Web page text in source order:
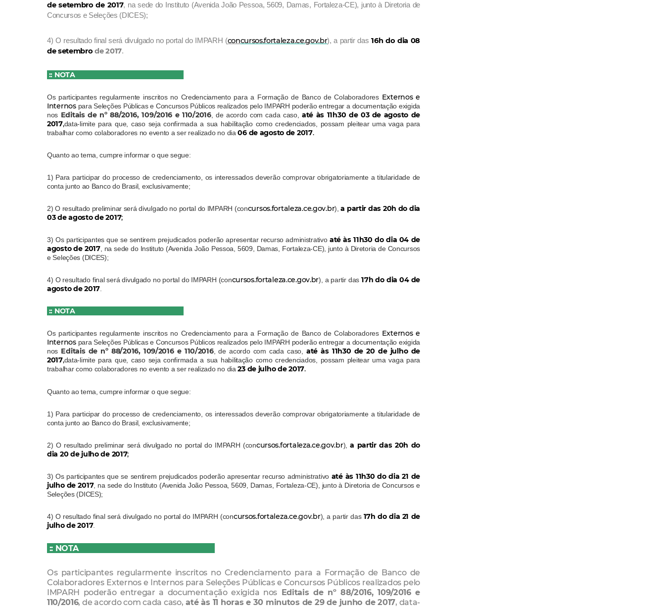
de setembro de 2017, na sede do Instituto (Avenida João Pessoa, 5609, Damas, Fortaleza-CE), junto à Diretoria de
Concursos e Seleções (DICES);
4) O resultado final será divulgado no portal do IMPARH (concursos.fortaleza.ce.gov.br), a partir das16h do dia 08
de setembro de 2017.
:: NOTA
Os participantes regularmente inscritos no Credenciamento para a Formação de Banco de Colaboradores Externos e
Internos para Seleções Públicas e Concursos Públicos realizados pelo IMPARH poderão entregar a documentação exigida
nos Editais de nº 88/2016, 109/2016 e 110/2016, de acordo com cada caso,até às 11h30 de 03 de agosto de
2017,data-limite para que, caso seja confirmada a sua habilitação como credenciados, possam pleitear uma vaga para
trabalhar como colaboradores no evento a ser realizado no dia06 de agosto de 2017.
Quanto ao tema, cumpre informar o que segue:
1) Para participar do processo de credenciamento, os interessados deverão comprovar obrigatoriamente a titularidade de
conta junto ao Banco do Brasil, exclusivamente;
2) O resultado preliminar será divulgado no portal do IMPARH (concursos.fortaleza.ce.gov.br),a partir das 20h do dia
03 de agosto de 2017;
3) Os participantes que se sentirem prejudicados poderão apresentar recurso administrativo até às 11h30 do dia 04 de
agosto de 2017, na sede do Instituto (Avenida João Pessoa, 5609, Damas, Fortaleza-CE), junto à Diretoria de Concursos
e Seleções (DICES);
4) O resultado final será divulgado no portal do IMPARH (concursos.fortaleza.ce.gov.br), a partir das17h do dia 04 de
agosto de 2017.
:: NOTA
Os participantes regularmente inscritos no Credenciamento para a Formação de Banco de Colaboradores Externos e
Internos para Seleções Públicas e Concursos Públicos realizados pelo IMPARH poderão entregar a documentação exigida
nos Editais de nº 88/2016, 109/2016 e 110/2016, de acordo com cada caso, até às 11h30 de 20 de julho de
2017,data-limite para que, caso seja confirmada a sua habilitação como credenciados, possam pleitear uma vaga para
trabalhar como colaboradores no evento a ser realizado no dia23 de julho de 2017.
Quanto ao tema, cumpre informar o que segue:
1) Para participar do processo de credenciamento, os interessados deverão comprovar obrigatoriamente a titularidade de
conta junto ao Banco do Brasil, exclusivamente;
2) O resultado preliminar será divulgado no portal do IMPARH (concursos.fortaleza.ce.gov.br),a partir das 20h do
dia 20 de julho de 2017;
3) Os participantes que se sentirem prejudicados poderão apresentar recurso administrativo até às 11h30 do dia 21 de
julho de 2017, na sede do Instituto (Avenida João Pessoa, 5609, Damas, Fortaleza-CE), junto à Diretoria de Concursos e
Seleções (DICES);
4) O resultado final será divulgado no portal do IMPARH (concursos.fortaleza.ce.gov.br), a partir das 17h do dia 21 de
julho de 2017.
:: NOTA
Os participantes regularmente inscritos no Credenciamento para a Formação de Banco de
Colaboradores Externos e Internos para Seleções Públicas e Concursos Públicos realizados pelo
IMPARH poderão entregar a documentação exigida nosEditais de nº 88/2016, 109/2016 e
110/2016, de acordo com cada caso, até às 11 horas e 30 minutos de 29 de junho de 2017, data-